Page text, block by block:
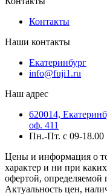
Контакты
Наши контакты
Екатеринбург
info@fuji1.ru
Наш адрес
620014,
оф. 411
Пн.-Пт. с 09-18.00
Цены и информация о
характер и ни при
офертой,
Актуальность цен,